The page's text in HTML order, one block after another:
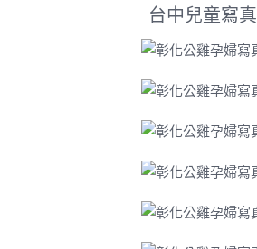
台中兒童寫真